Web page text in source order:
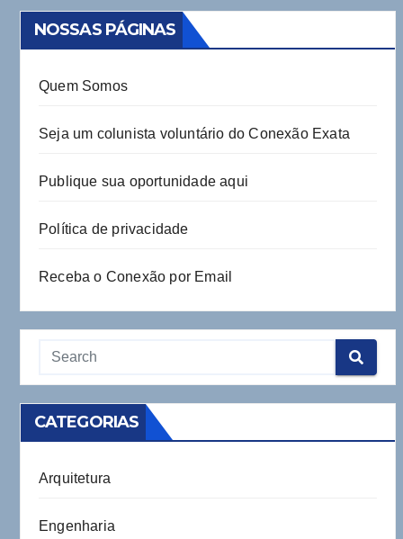
NOSSAS PÁGINAS
Quem Somos
Seja um colunista voluntário do Conexão Exata
Publique sua oportunidade aqui
Política de privacidade
Receba o Conexão por Email
CATEGORIAS
Arquitetura
Engenharia